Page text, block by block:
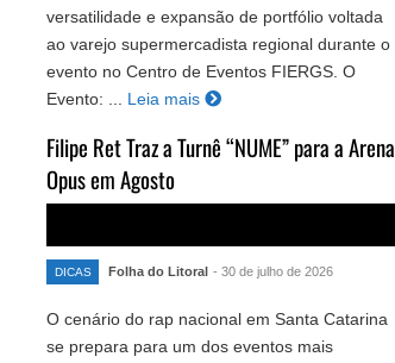
versatilidade e expansão de portfólio voltada
ao varejo supermercadista regional durante o
evento no Centro de Eventos FIERGS. O
Evento: ...
Leia mais
Filipe Ret Traz a Turnê “NUME” para a Arena
Opus em Agosto
DICAS Folha do Litoral - 30 de julho de 2026
O cenário do rap nacional em Santa Catarina
se prepara para um dos eventos mais